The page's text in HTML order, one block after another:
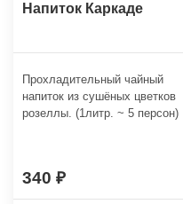
Напиток Каркаде
Прохладительный чайный
напиток из сушёных цветков
розеллы. (1литр. ~ 5 персон)
340